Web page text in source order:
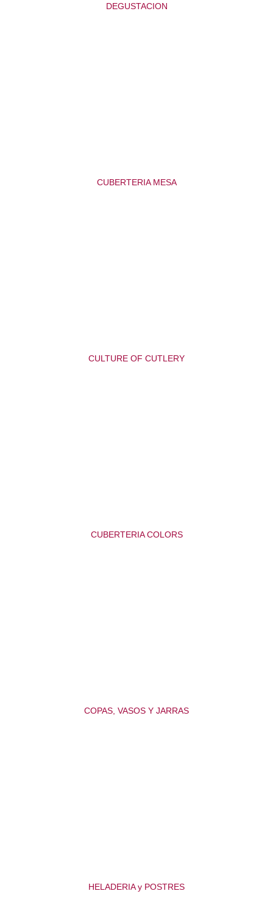
DEGUSTACION
CUBERTERIA MESA
CULTURE OF CUTLERY
CUBERTERIA COLORS
COPAS, VASOS Y JARRAS
HELADERIA y POSTRES